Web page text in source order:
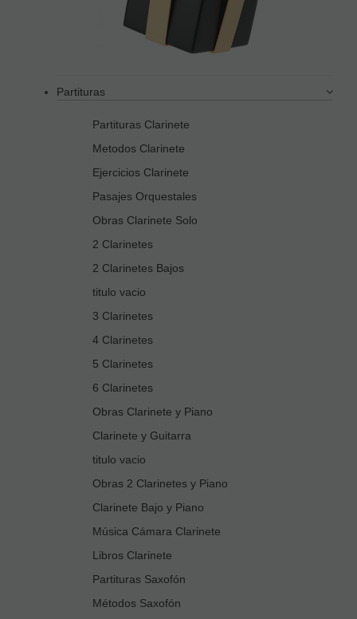
Partituras
Partituras Clarinete
Metodos Clarinete
Ejercicios Clarinete
Pasajes Orquestales
Obras Clarinete Solo
2 Clarinetes
2 Clarinetes Bajos
titulo vacio
3 Clarinetes
4 Clarinetes
5 Clarinetes
6 Clarinetes
Obras Clarinete y Piano
Clarinete y Guitarra
titulo vacio
Obras 2 Clarinetes y Piano
Clarinete Bajo y Piano
Música Cámara Clarinete
Libros Clarinete
Partituras Saxofón
Métodos Saxofón